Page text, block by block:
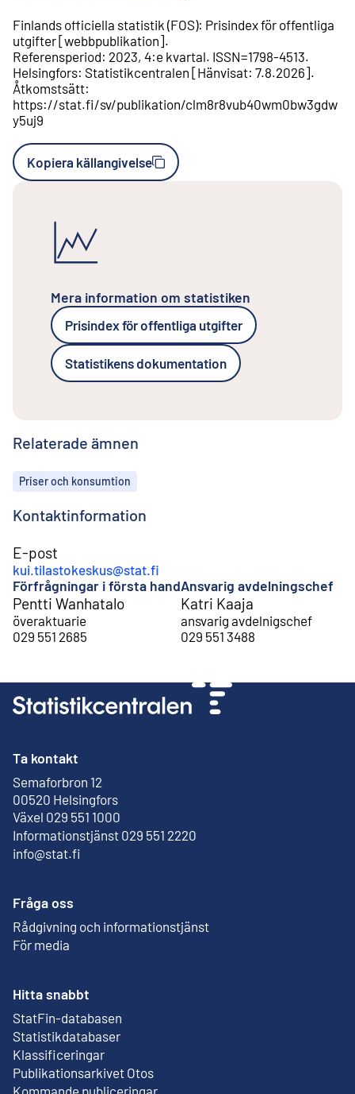
Finlands officiella statistik (FOS): Prisindex för offentliga
utgifter[webbpublikation].
Referensperiod: 2023, 4:e kvartal. ISSN=1798-4513.
Helsingfors: Statistikcentralen [Hänvisat: 7.8.2026].
Åtkomstsätt:
https://stat.fi/sv/publikation/clm8r8vub40wm0bw3gdw
y5uj9
Kopiera källangivelse
Mera information om statistiken
Prisindex för offentliga utgifter
Statistikens dokumentation
Relaterade ämnen
Ämnen
Priser och konsumtion
Kontaktinformation
E-post
kui.tilastokeskus@stat.fi
Förfrågningar i första hand
Pentti Wanhatalo
överaktuarie
029 551 2685
Ansvarig avdelningschef
Katri Kaaja
ansvarig avdelnigschef
029 551 3488
Ta kontakt
Semaforbron 12
00520 Helsingfors
Extern länk
Växel 029 551 1000
Informationstjänst 029 551 2220
info@stat.fi
Fråga oss
Rådgivning och informationstjänst
För media
Hitta snabbt
StatFin-databasen
Extern länk
Statistikdatabaser
Klassificeringar
Publikationsarkivet Otos
Extern länk
Kommande publiceringar